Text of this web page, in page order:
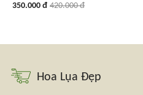
350.000 đ 420.000 đ
Hoa Lụa Đẹp